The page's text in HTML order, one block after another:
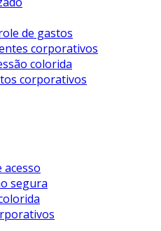
de gastos
corporativos
colorida
corporativos
segura